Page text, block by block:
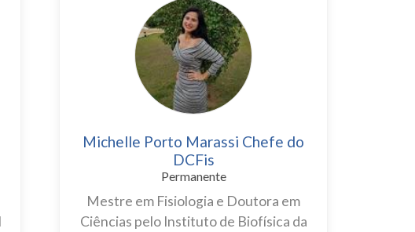
Michelle Porto Marassi Chefe do
DCFis
Permanente
Mestre em Fisiologia e Doutora em
Ciências pelo Instituto de Biofísica da